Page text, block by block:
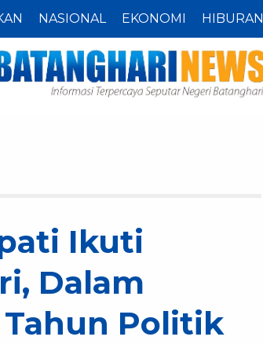
NASIONAL EKONOMI HIBURAN
Ikuti
Dalam
Politik